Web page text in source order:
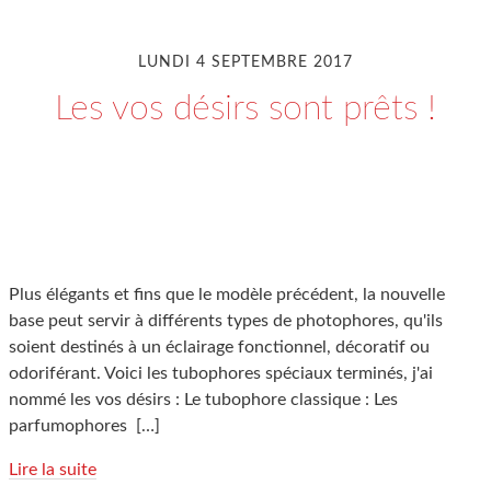
LUNDI 4 SEPTEMBRE 2017
Les vos désirs sont prêts !
Plus élégants et fins que le modèle précédent, la nouvelle
base peut servir à différents types de photophores, qu'ils
soient destinés à un éclairage fonctionnel, décoratif ou
odoriférant. Voici les tubophores spéciaux terminés, j'ai
nommé les vos désirs : Le tubophore classique : Les
parfumophores
[…]
Lire la suite